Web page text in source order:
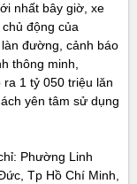
nhất bây giờ, xe
động của
đường, cảnh báo
thông minh,
1 tỷ 050 triệu lăn
yên tâm sử dụng
Phường Linh
Tp Hồ Chí Minh,